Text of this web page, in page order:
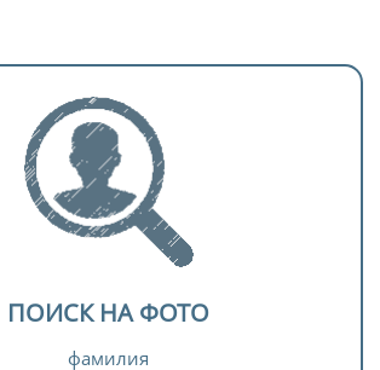
ПОИСК НА ФОТО
фамилия